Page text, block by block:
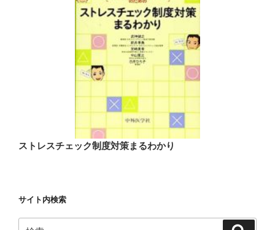
ストレスチェック制度対策まるわかり
サイト内検索
検